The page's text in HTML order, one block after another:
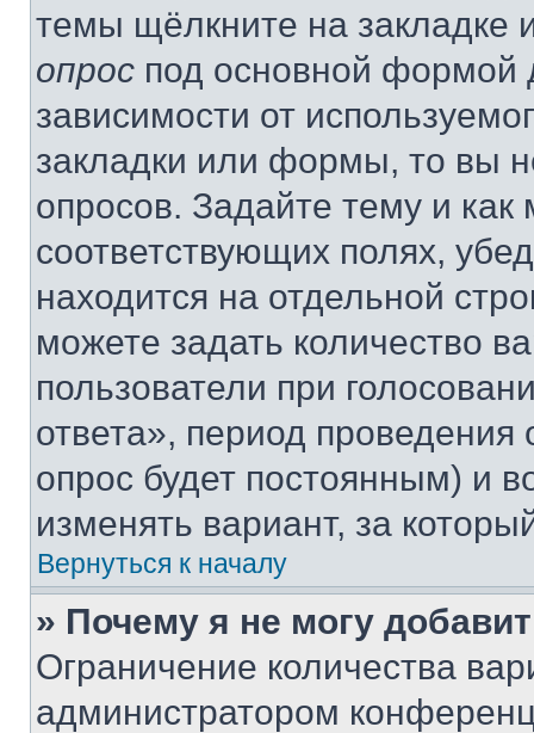
темы щёлкните на
опрос под основной формой
зависимости от
закладки или формы, то вы
опросов. Задайте тему и
соответствующих полях,
находится на отдельной
можете задать количество
пользователи при
ответа», период проведения
опрос будет постоянным) и
изменять вариант, за
Вернуться к началу
» Почему я не могу
Ограничение количества
администратором